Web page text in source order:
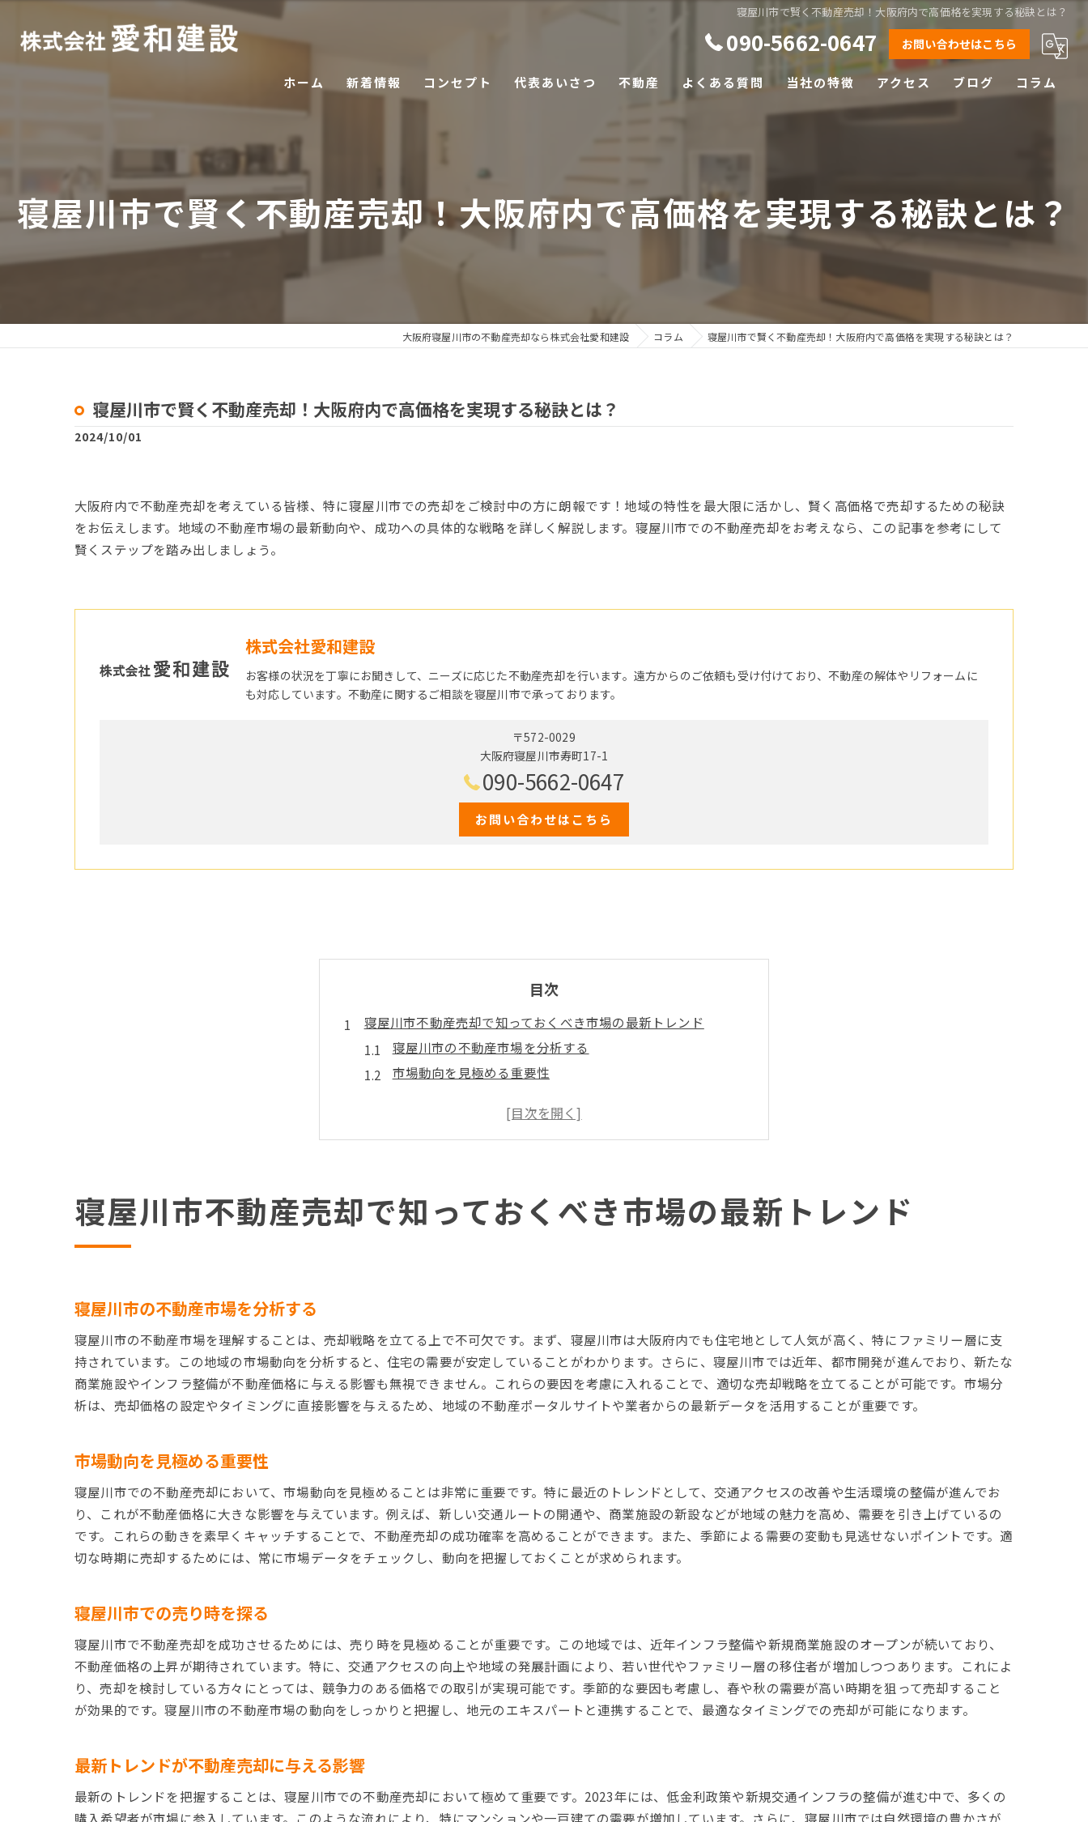
寝屋川市で賢く不動産売却！大阪府内で高価格を実現する秘訣とは？
090-5662-0647 お問い合わせはこちら
ホーム 新着情報 コンセプト 代表あいさつ 不動産 よくある質問 当社の特徴
空き家
土地
アクセス ブログ コラム
寝屋川市で賢く不動産売却！大阪府内で高価格を実現する秘訣とは？
大阪府寝屋川市の不動産売却なら株式会社愛和建設 コラム 寝屋川市で賢く不動産売却！大阪府内で高価格を実現する秘訣とは？
寝屋川市で賢く不動産売却！大阪府内で高価格を実現する秘訣とは？
2024/10/01
大阪府内で不動産売却を考えている皆様、特に寝屋川市での売却をご検討中の方に朗報です！地域の特性を最大限に活かし、賢く高価格で売却するための秘訣
をお伝えします。地域の不動産市場の最新動向や、成功への具体的な戦略を詳しく解説します。寝屋川市での不動産売却をお考えなら、この記事を参考にして
賢くステップを踏み出しましょう。
株式会社愛和建設
お客様の状況を丁寧にお聞きして、ニーズに応じた不動産売却を行います。遠方からのご依頼も受け付けており、不動産の解体やリフォームに
も対応しています。不動産に関するご相談を寝屋川市で承っております。
〒572-0029
大阪府寝屋川市寿町17-1
090-5662-0647
お問い合わせはこちら
目次
寝屋川市不動産売却で知っておくべき市場の最新トレンド
寝屋川市の不動産市場を分析する
市場動向を見極める重要性
最新トレンドが不動産売却に与える影響
高価格を狙う寝屋川市の不動産売却成功への道
高価格を実現するための戦略
高価格で売却するための交渉術
寝屋川市における不動産売却の地域特性を活かす秘訣
地域の魅力を最大限に活用する方法
地域特化型のマーケティング戦略
寝屋川市の不動産市場における競争優位性
不動産売却のプロが教える寝屋川市での賢いステップ
専門家のアドバイスを活用する
リスクを最小限に抑える方法
賢い不動産売却のための心構え
契約時の注意点と交渉のコツ
寝屋川市不動産売却で知っておくべき市場の最新トレンド
寝屋川市の不動産市場を分析する
寝屋川市の不動産市場を理解することは、売却戦略を立てる上で不可欠です。まず、寝屋川市は大阪府内でも住宅地として人気が高く、特にファミリー層に支
持されています。この地域の市場動向を分析すると、住宅の需要が安定していることがわかります。さらに、寝屋川市では近年、都市開発が進んでおり、新たな
商業施設やインフラ整備が不動産価格に与える影響も無視できません。これらの要因を考慮に入れることで、適切な売却戦略を立てることが可能です。市場分
析は、売却価格の設定やタイミングに直接影響を与えるため、地域の不動産ポータルサイトや業者からの最新データを活用することが重要です。
市場動向を見極める重要性
寝屋川市での不動産売却において、市場動向を見極めることは非常に重要です。特に最近のトレンドとして、交通アクセスの改善や生活環境の整備が進んでお
り、これが不動産価格に大きな影響を与えています。例えば、新しい交通ルートの開通や、商業施設の新設などが地域の魅力を高め、需要を引き上げているの
です。これらの動きを素早くキャッチすることで、不動産売却の成功確率を高めることができます。また、季節による需要の変動も見逃せないポイントです。適
切な時期に売却するためには、常に市場データをチェックし、動向を把握しておくことが求められます。
寝屋川市での売り時を探る
寝屋川市で不動産売却を成功させるためには、売り時を見極めることが重要です。この地域では、近年インフラ整備や新規商業施設のオープンが続いており、
不動産価格の上昇が期待されています。特に、交通アクセスの向上や地域の発展計画により、若い世代やファミリー層の移住者が増加しつつあります。これによ
り、売却を検討している方々にとっては、競争力のある価格での取引が実現可能です。季節的な要因も考慮し、春や秋の需要が高い時期を狙って売却すること
が効果的です。寝屋川市の不動産市場の動向をしっかりと把握し、地元のエキスパートと連携することで、最適なタイミングでの売却が可能になります。
最新トレンドが不動産売却に与える影響
最新のトレンドを把握することは、寝屋川市での不動産売却において極めて重要です。2023年には、低金利政策や新規交通インフラの整備が進む中で、多くの
購入希望者が市場に参入しています。このような流れにより、特にマンションや一戸建ての需要が増加しています。さらに、寝屋川市では自然環境の豊かさが